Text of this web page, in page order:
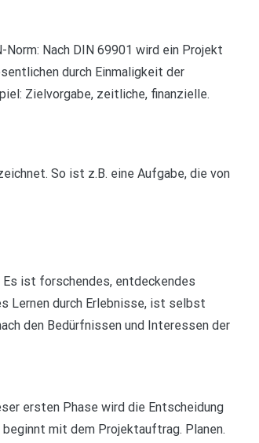
Nach DIN 69901 wird ein Projekt
durch Einmaligkeit der
Zielvorgabe, zeitliche, finanzielle.
So ist z.B. eine Aufgabe, die von
ist forschendes, entdeckendes
Lernen durch Erlebnisse, ist selbst
den Bedürfnissen und Interessen der
ersten Phase wird die Entscheidung
mit dem Projektauftrag. Planen.